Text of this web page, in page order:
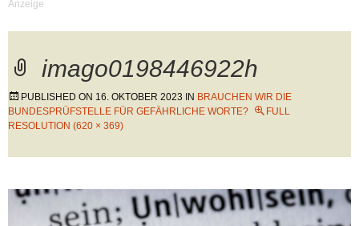
imago0198446922h
PUBLISHED ON 16. OKTOBER 2023 IN BRAUCHEN WIR DIE
BUNDESPRÜFSTELLE FÜR GEFÄHRLICHE WORTE?
FULL
RESOLUTION (620 × 369)